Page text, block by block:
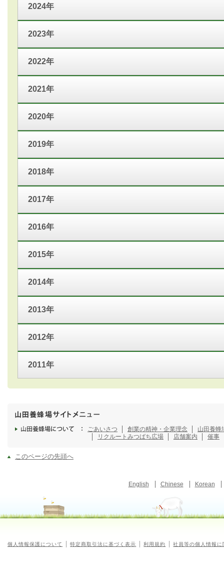
2024年
2023年
2022年
2021年
2020年
2019年
2018年
2017年
2016年
2015年
2014年
2013年
2012年
2011年
ごあいさつ 創業の精神・企業理念
山田養蜂
リクルート みつばち広場 店舗案内 催事
このページの先頭へ
English Chinese Korean
個人情報保護について 特定商取引法に基づく表示 利用規約 社員等の個人情報